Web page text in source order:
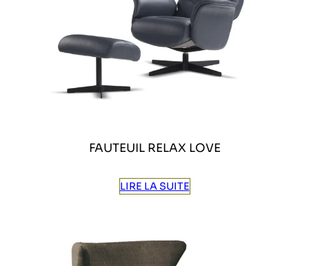
FAUTEUIL RELAX LOVE
LIRE LA SUITE